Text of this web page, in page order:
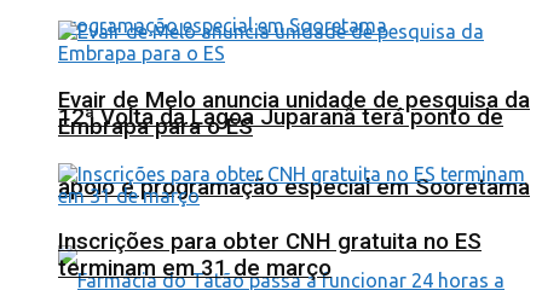
12ª Volta da Lagoa Juparanã terá ponto de
apoio e programação especial em Sooretama
Evair de Melo anuncia unidade de pesquisa da
Embrapa para o ES
Inscrições para obter CNH gratuita no ES
terminam em 31 de março